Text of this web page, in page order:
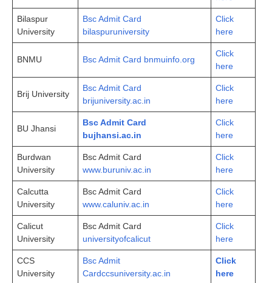
Bilaspur
University
Bsc Admit Card
bilaspuruniversity
Click
here
BNMU Bsc Admit Card bnmuinfo.org
Click
here
Brij University
Bsc Admit Card
brijuniversity.ac.in
Click
here
BU Jhansi
Bsc Admit Card
bujhansi.ac.in
Click
here
Burdwan
University
Bsc Admit Card
www.buruniv.ac.in
Click
here
Calcutta
University
Bsc Admit Card
www.caluniv.ac.in
Click
here
Calicut
University
Bsc Admit Card
universityofcalicut
Click
here
CCS
University
Bsc Admit
Cardccsuniversity.ac.in
Click
here